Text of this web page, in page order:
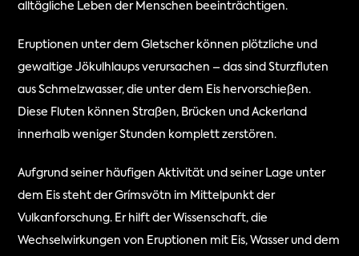
alltägliche Leben der Menschen beeinträchtigen.
Eruptionen unter dem Gletscher können plötzliche und
gewaltige Jökulhlaups verursachen – das sind Sturzfluten
aus Schmelzwasser, die unter dem Eis hervorschießen.
Diese Fluten können Straßen, Brücken und Ackerland
innerhalb weniger Stunden komplett zerstören.
Aufgrund seiner häufigen Aktivität und seiner Lage unter
dem Eis steht der Grímsvötn im Mittelpunkt der
Vulkanforschung. Er hilft der Wissenschaft, die
Wechselwirkungen von Eruptionen mit Eis, Wasser und dem